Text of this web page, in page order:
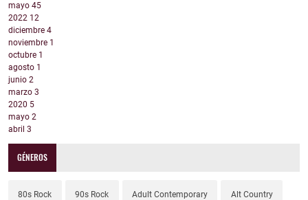
mayo 45
2022 12
diciembre 4
noviembre 1
octubre 1
agosto 1
junio 2
marzo 3
2020 5
mayo 2
abril 3
GÉNEROS
80s Rock 90s Rock Adult Contemporary Alt Country